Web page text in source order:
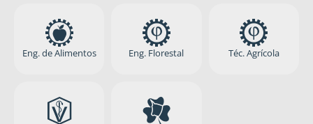
Eng. de Alimentos Eng. Florestal Téc. Agrícola